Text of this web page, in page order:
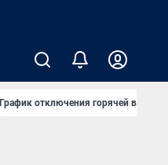
График отключения горячей воды в